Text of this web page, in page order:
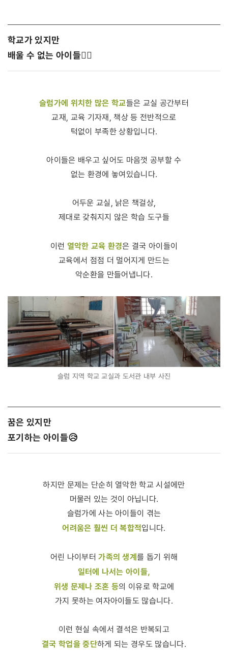
학교가 있지만
배울 수 없는 아이들 🤷‍♂️
슬럼가에 위치한 많은 학교들은 교실 공간부터
교재, 교육 기자재, 책상 등 전반적으로
턱없이 부족한 상황입니다.
아이들은 배우고 싶어도 마음껏 공부할 수
없는 환경에 놓여있습니다.
어두운 교실, 낡은 책걸상,
제대로 갖춰지지 않은 학습 도구들
이런 열악한 교육 환경은 결국 아이들이
교육에서 점점 더 멀어지게 만드는
악순환을 만들어냅니다.
슬럼 지역 학교 교실과 도서관 내부 사진
꿈은 있지만
포기하는 아이들 😥
하지만 문제는 단순히 열악한 학교 시설에만
머물러 있는 것이 아닙니다.
슬럼가에 사는 아이들이 겪는
어려움은 훨씬 더 복합적입니다.
어린 나이부터가족의 생계를 돕기 위해
일터에 나서는 아이들,
위생 문제나 조혼 등의 이유로 학교에
가지 못하는 여자아이들도 많습니다.
이런 현실 속에서 결석은 반복되고
결국 학업을 중단하게 되는 경우도 많습니다.